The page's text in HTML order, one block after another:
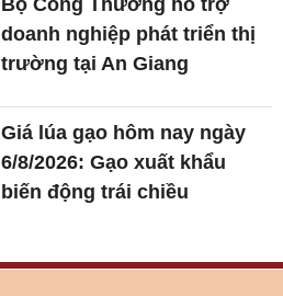
doanh nghiệp phát triển thị
trường tại An Giang
Giá lúa gạo hôm nay ngày
6/8/2026: Gạo xuất khẩu
biến động trái chiều